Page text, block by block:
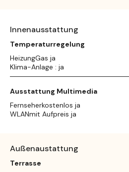
Innenausstattung
Temperaturregelung
HeizungGas ja
Klima-Anlage : ja
Ausstattung Multimedia
Fernseherkostenlos ja
WLANmit Aufpreis ja
Außenaustattung
Terrasse